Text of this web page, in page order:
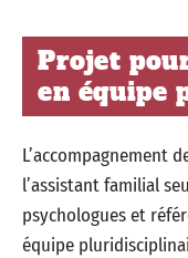
Projet
en équipe
L’accompagnement
l’assistant familial
psychologues et
équipe